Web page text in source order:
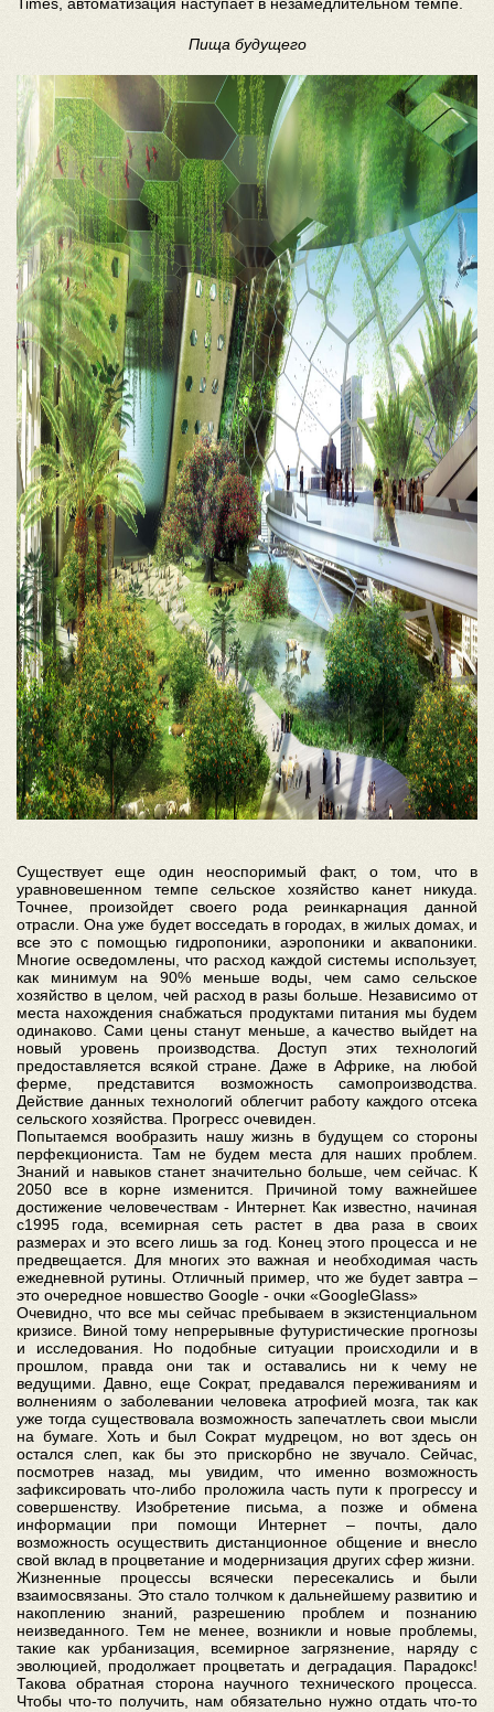
Пища будущего
Существует еще один неоспоримый факт, о том, что в
уравновешенном темпе сельское хозяйство канет никуда.
Точнее, произойдет своего рода реинкарнация данной
отрасли. Она уже будет восседать в городах, в жилых домах, и
все это с помощью гидропоники, аэропоники и аквапоники.
Многие осведомлены, что расход каждой системы использует,
как минимум на 90% меньше воды, чем само сельское
хозяйство в целом, чей расход в разы больше. Независимо от
места нахождения снабжаться продуктами питания мы будем
одинаково. Сами цены станут меньше, а качество выйдет на
новый уровень производства. Доступ этих технологий
предоставляется всякой стране. Даже в Африке, на любой
ферме, представится возможность самопроизводства.
Действие данных технологий облегчит работу каждого отсека
сельского хозяйства. Прогресс очевиден.
Попытаемся вообразить нашу жизнь в будущем со стороны
перфекциониста. Там не будем места для наших проблем.
Знаний и навыков станет значительно больше, чем сейчас. К
2050 все в корне изменится. Причиной тому важнейшее
достижение человечествам - Интернет. Как известно, начиная
с1995 года, всемирная сеть растет в два раза в своих
размерах и это всего лишь за год. Конец этого процесса и не
предвещается. Для многих это важная и необходимая часть
ежедневной рутины. Отличный пример, что же будет завтра –
это очередное новшество Google - очки «GoogleGlass»
Очевидно, что все мы сейчас пребываем в экзистенциальном
кризисе. Виной тому непрерывные футуристические прогнозы
и исследования. Но подобные ситуации происходили и в
прошлом, правда они так и оставались ни к чему не
ведущими. Давно, еще Сократ, предавался переживаниям и
волнениям о заболевании человека атрофией мозга, так как
уже тогда существовала возможность запечатлеть свои мысли
на бумаге. Хоть и был Сократ мудрецом, но вот здесь он
остался слеп, как бы это прискорбно не звучало. Сейчас,
посмотрев назад, мы увидим, что именно возможность
зафиксировать что-либо проложила часть пути к прогрессу и
совершенству. Изобретение письма, а позже и обмена
информации при помощи Интернет – почты, дало
возможность осуществить дистанционное общение и внесло
свой вклад в процветание и модернизация других сфер жизни.
Жизненные процессы всячески пересекались и были
взаимосвязаны. Это стало толчком к дальнейшему развитию и
накоплению знаний, разрешению проблем и познанию
неизведанного. Тем не менее, возникли и новые проблемы,
такие как урбанизация, всемирное загрязнение, наряду с
эволюцией, продолжает процветать и деградация. Парадокс!
Такова обратная сторона научного технического процесса.
Чтобы что-то получить, нам обязательно нужно отдать что-то